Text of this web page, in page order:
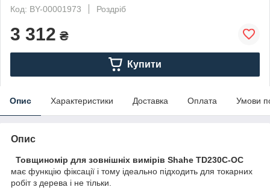
Код: BY-00001973
Роздріб
3 312 ₴
Купити
Опис Характеристики Доставка Оплата Умови
Опис
Товщиномір для зовнішніх вимірів Shahe TD230C-ОС
має функцію фіксації і тому ідеально підходить для токарних
робіт з дерева і не тільки.